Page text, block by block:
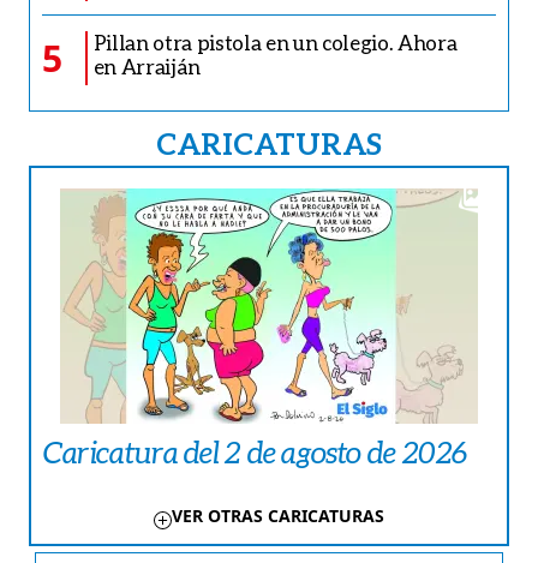
5
Pillan otra pistola en un colegio. Ahora
en Arraiján
CARICATURAS
Caricatura del 2 de agosto de 2026
VER OTRAS CARICATURAS